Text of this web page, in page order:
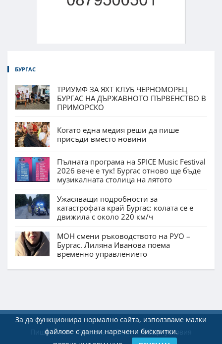
БУРГАС
ТРИУМФ ЗА ЯХТ КЛУБ ЧЕРНОМОРЕЦ
БУРГАС НА ДЪРЖАВНОТО ПЪРВЕНСТВО В
ПРИМОРСКО
Когато една медия реши да пише
присъди вместо новини
Пълната програма на SPICE Music Festival
2026 вече е тук! Бургас отново ще бъде
музикалната столица на лятото
Ужасяващи подробности за
катастрофата край Бургас: колата се е
движила с около 220 км/ч
МОН смени ръководството на РУО –
Бургас. Лиляна Иванова поема
временно управлението
За да функционира нормално сайта, използваме малки
файлове с данни наречени бисквитки.
Пишете ни Реклама Екип Общи условия